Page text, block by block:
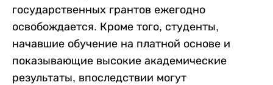
государственных грантов ежегодно
освобождается. Кроме того, студенты,
начавшие обучение на платной основе и
показывающие высокие академические
результаты, впоследствии могут